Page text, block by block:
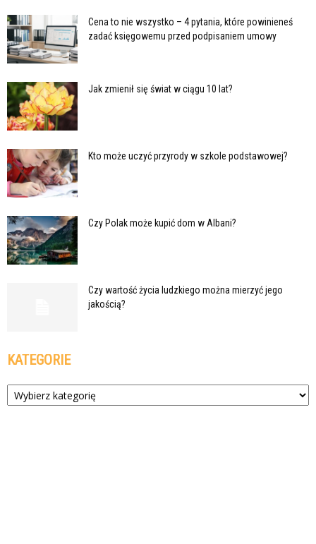
Cena to nie wszystko – 4 pytania, które powinieneś
zadać księgowemu przed podpisaniem umowy
Jak zmienił się świat w ciągu 10 lat?
Kto może uczyć przyrody w szkole podstawowej?
Czy Polak może kupić dom w Albani?
Czy wartość życia ludzkiego można mierzyć jego
jakością?
KATEGORIE
Kategorie